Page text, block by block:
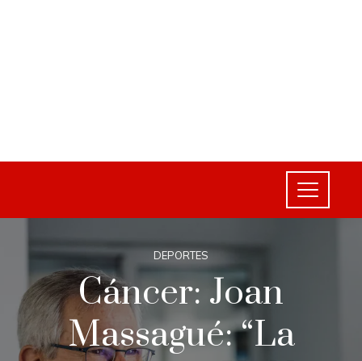
DEPORTES
Cáncer: Joan
Massagué: “La